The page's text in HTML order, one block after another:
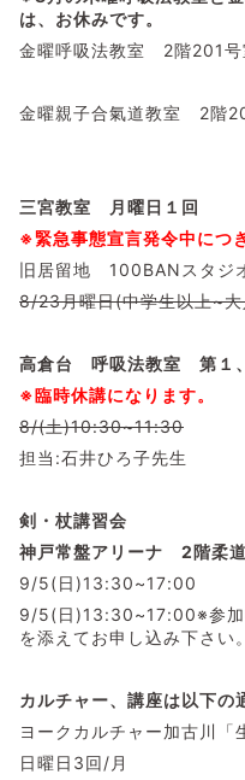
は、お休みです。
金曜呼吸法教室 2階201
金曜親子合氣道教室 2階
三宮教室 月曜日１回
※緊急事態宣言発令中につ
旧居留地 100BANスタジ
8/23月曜日(中学生以上~
高倉台 呼吸法教室 第１
※臨時休講になります。
8/(土)10:30~11:30
担当:石井ひろ子先生
剣・杖講習会
神戸常盤アリーナ 2階柔
9/5(日)13:30~17:00
9/5(日)13:30~17:00※参加
を添えてお申し込み下さい。
カルチャー、講座は以下の
ヨークカルチャー加古川「
日曜日3回/月